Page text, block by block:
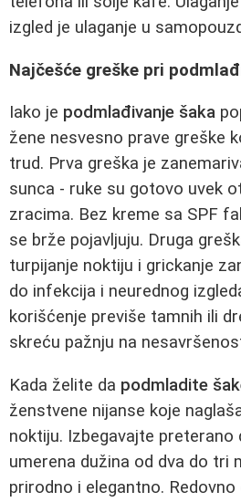
izgled je ulaganje u
Najčešće greške pri
Iako je podmlađivanje šaka
žene nesvesno prave greške
trud. Prva greška je
sunca - ruke su gotovo uvek
zracima. Bez kreme sa SPF
se brže pojavljuju. Druga
turpijanje noktiju i grickanje
do infekcija i neurednog
korišćenje previše tamnih ili
skreću pažnju na
Kada želite da podmladite
ženstvene nijanse koje
noktiju. Izbegavajte preterano
umerena dužina od dva do tri
prirodno i elegantno.